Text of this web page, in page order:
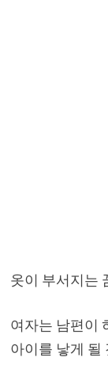
옷이 부서지는
여자는 남편이
아이를 낳게 될